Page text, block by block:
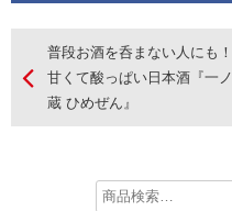
普段お酒を呑まない人にも！
甘くて酸っぱい日本酒『一ノ
蔵 ひめぜん』